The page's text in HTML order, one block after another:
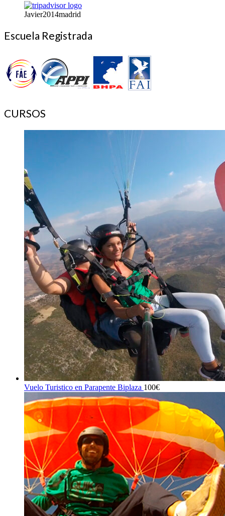
Javier2014madrid
Escuela Registrada
CURSOS
Vuelo Turistico en Parapente Biplaza 100€